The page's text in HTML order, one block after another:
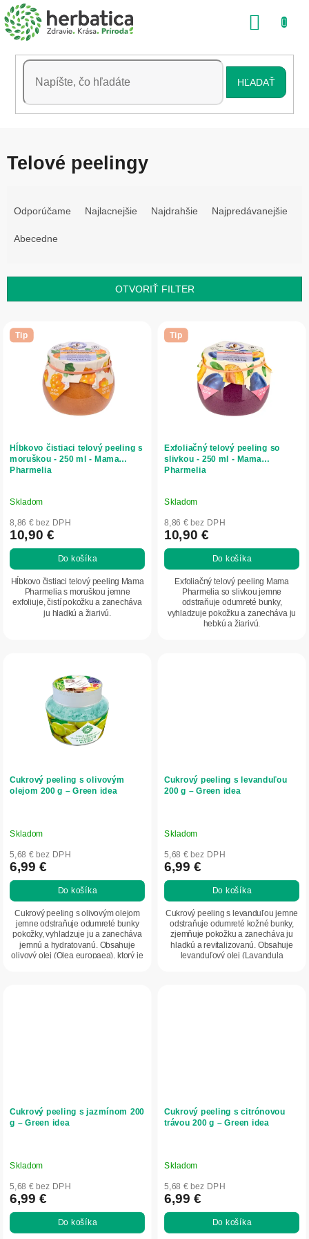
Prejsť
na
obsah
HĽADAŤ
Telové peelingy
p
o
d
Odporúčame Najlacnejšie Najdrahšie Najpredávanejšie
Abecedne
OTVORIŤ FILTER
ý
d
u
k
o
v
Tip
Hĺbkovo čistiaci telový peeling s
moruškou - 250 ml - Mama
Pharmelia
Skladom
8,86 € bez DPH
10,90 €
Do košíka
Hĺbkovo čistiaci telový peeling Mama
Pharmelia s moruškou jemne
exfoliuje, čistí pokožku a zanecháva
ju hladkú a žiarivú.
Tip
Exfoliačný telový peeling so
slivkou - 250 ml - Mama
Pharmelia
Skladom
8,86 € bez DPH
10,90 €
Do košíka
Exfoliačný telový peeling Mama
Pharmelia so slivkou jemne
odstraňuje odumreté bunky,
vyhladzuje pokožku a zanecháva ju
hebkú a žiarivú.
Cukrový peeling s olivovým
olejom 200 g – Green idea
Skladom
5,68 € bez DPH
6,99 €
Do košíka
Cukrový peeling s olivovým olejom
jemne odstraňuje odumreté bunky
pokožky, vyhladzuje ju a zanecháva
jemnú a hydratovanú. Obsahuje
olivový olej (Olea europaea), ktorý je
Cukrový peeling s levanduľou
200 g – Green idea
Skladom
5,68 € bez DPH
6,99 €
Do košíka
Cukrový peeling s levanduľou jemne
odstraňuje odumreté kožné bunky,
zjemňuje pokožku a zanecháva ju
hladkú a revitalizovanú. Obsahuje
levanduľový olej (Lavandula
Cukrový peeling s jazmínom 200
g – Green idea
Skladom
5,68 € bez DPH
6,99 €
Do košíka
Cukrový peeling s citrónovou
trávou 200 g – Green idea
Skladom
5,68 € bez DPH
6,99 €
Do košíka